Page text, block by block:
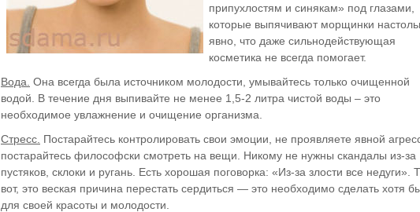
припухлостям и синякам» под глазами,
которые выпячивают морщинки
явно, что даже сильнодействующая
косметика не всегда помогает.
Вода. Она всегда была источником молодости, умывайтесь только очищенной
водой. В течение дня выпивайте не менее 1,5-2 литра чистой воды – это
необходимое увлажнение и очищение организма.
Стресс. Постарайтесь контролировать свои эмоции, не проявляете явной
постарайтесь философски смотреть на вещи. Никому не нужны скандалы из-за
пустяков, склоки и ругань. Есть хорошая поговорка: «Из-за злости все недуги».
вот, это веская причина перестать сердиться — это необходимо сделать хотя
для своей красоты и молодости.